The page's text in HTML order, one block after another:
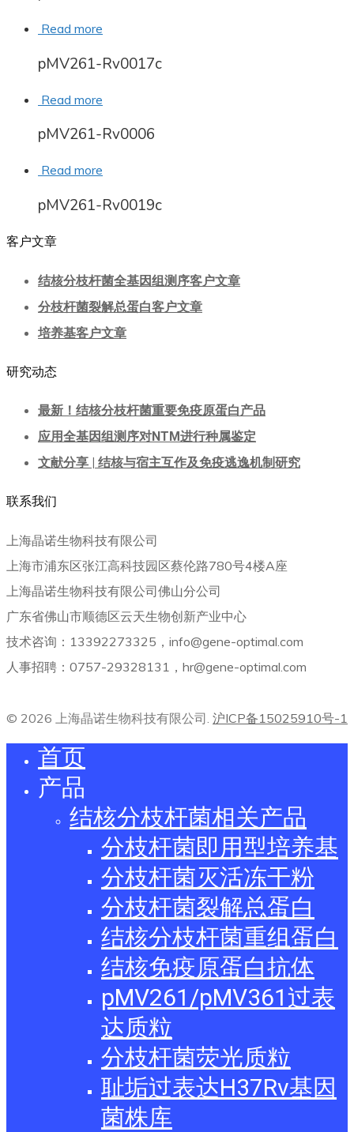
Read more
pMV261-Rv0017c
Read more
pMV261-Rv0006
Read more
pMV261-Rv0019c
客户文章
结核分枝杆菌全基因组测序客户文章
分枝杆菌裂解总蛋白客户文章
培养基客户文章
研究动态
最新！结核分枝杆菌重要免疫原蛋白产品
应用全基因组测序对NTM进行种属鉴定
文献分享 | 结核与宿主互作及免疫逃逸机制研究
联系我们
上海晶诺生物科技有限公司
上海市浦东区张江高科技园区蔡伦路780号4楼A座
上海晶诺生物科技有限公司佛山分公司
广东省佛山市顺德区云天生物创新产业中心
技术咨询：13392273325，info@gene-optimal.com
人事招聘：0757-29328131，hr@gene-optimal.com
© 2026 上海晶诺生物科技有限公司. 沪ICP备15025910号-1
首页
产品
结核分枝杆菌相关产品
分枝杆菌即用型培养基
分枝杆菌灭活冻干粉
分枝杆菌裂解总蛋白
结核分枝杆菌重组蛋白
结核免疫原蛋白抗体
pMV261/pMV361过表
达质粒
分枝杆菌荧光质粒
耻垢过表达H37Rv基因
菌株库